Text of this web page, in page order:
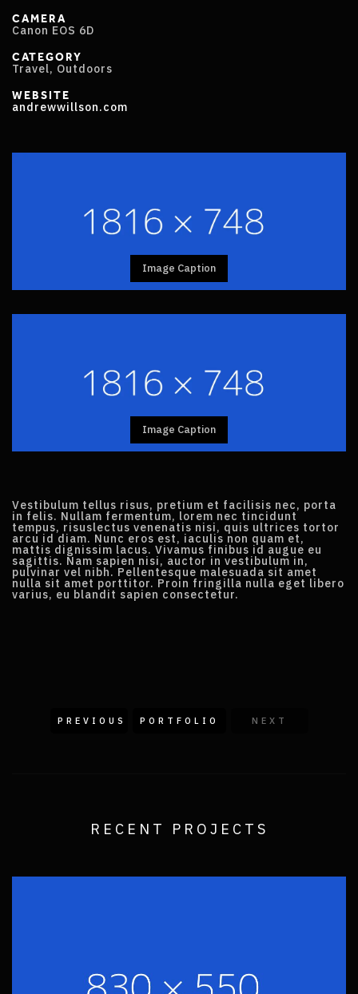
CAMERA
Canon EOS 6D
CATEGORY
Travel, Outdoors
WEBSITE
andrewwillson.com
Image Caption
Image Caption
Vestibulum tellus risus, pretium et facilisis nec, porta
in felis. Nullam fermentum, lorem nec tincidunt
tempus, risuslectus venenatis nisi, quis ultrices tortor
arcu id diam. Nunc eros est, iaculis non quam et,
mattis dignissim lacus. Vivamus finibus id augue eu
sagittis. Nam sapien nisi, auctor in vestibulum in,
pulvinar vel nibh. Pellentesque malesuada sit amet
nulla sit amet porttitor. Proin fringilla nulla eget libero
varius, eu blandit sapien consectetur.
PREVIOUS PORTFOLIO NEXT
RECENT PROJECTS